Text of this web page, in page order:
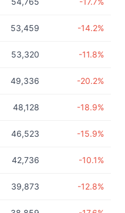
53,459 -14.2%
53,320 -11.8%
49,336 -20.2%
48,128 -18.9%
46,523 -15.9%
42,736 -10.1%
39,873 -12.8%